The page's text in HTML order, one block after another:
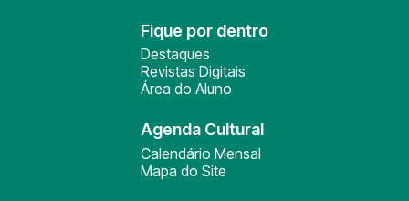
Fique por dentro
Destaques
Revistas Digitais
Área do Aluno
Agenda Cultural
Calendário Mensal
Mapa do Site